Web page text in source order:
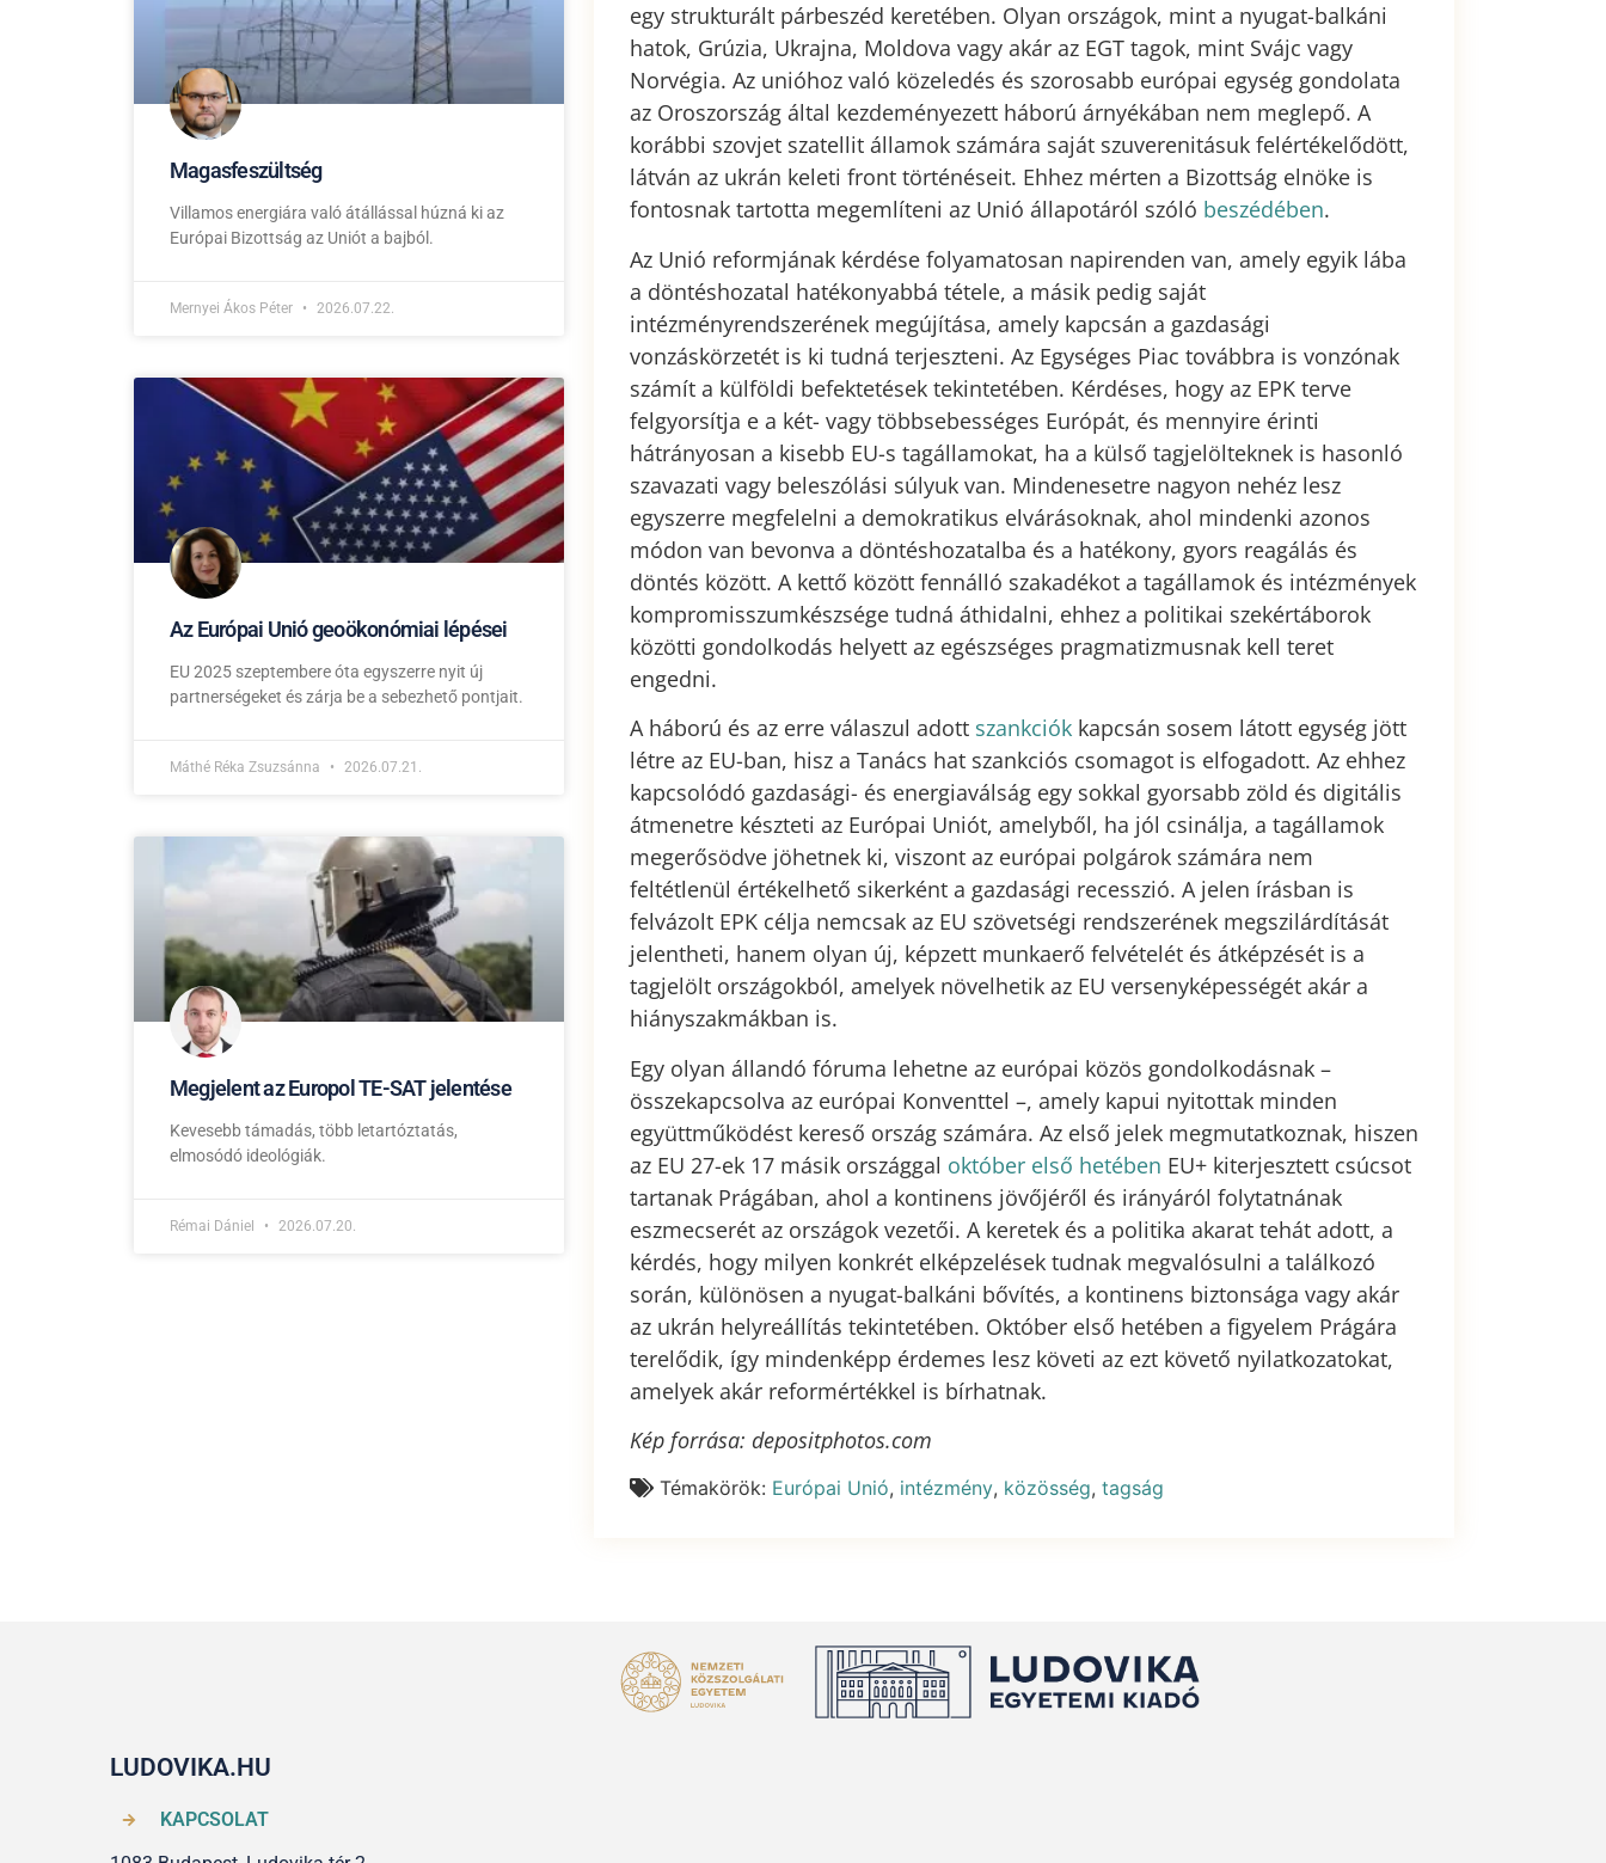
Magasfeszültség
Villamos energiára való átállással húzná ki az
Európai Bizottság az Uniót a bajból.
Mernyei Ákos Péter 2026.07.22.
Az Európai Unió geoökonómiai lépései
EU 2025 szeptembere óta egyszerre nyit új
partnerségeket és zárja be a sebezhető pontjait.
Máthé Réka Zsuzsánna 2026.07.21.
Megjelent az Europol TE-SAT jelentése
Kevesebb támadás, több letartóztatás,
elmosódó ideológiák.
Rémai Dániel 2026.07.20.
egy strukturált párbeszéd keretében. Olyan országok, mint a nyugat-balkáni
hatok, Grúzia, Ukrajna, Moldova vagy akár az EGT tagok, mint Svájc vagy
Norvégia. Az unióhoz való közeledés és szorosabb európai egység gondolata
az Oroszország által kezdeményezett háború árnyékában nem meglepő. A
korábbi szovjet szatellit államok számára saját szuverenitásuk felértékelődött,
látván az ukrán keleti front történéseit. Ehhez mérten a Bizottság elnöke is
fontosnak tartotta megemlíteni az Unió állapotáról szóló beszédében.
Az Unió reformjának kérdése folyamatosan napirenden van, amely egyik lába
a döntéshozatal hatékonyabbá tétele, a másik pedig saját
intézményrendszerének megújítása, amely kapcsán a gazdasági
vonzáskörzetét is ki tudná terjeszteni. Az Egységes Piac továbbra is vonzónak
számít a külföldi befektetések tekintetében. Kérdéses, hogy az EPK terve
felgyorsítja e a két- vagy többsebességes Európát, és mennyire érinti
hátrányosan a kisebb EU-s tagállamokat, ha a külső tagjelölteknek is hasonló
szavazati vagy beleszólási súlyuk van. Mindenesetre nagyon nehéz lesz
egyszerre megfelelni a demokratikus elvárásoknak, ahol mindenki azonos
módon van bevonva a döntéshozatalba és a hatékony, gyors reagálás és
döntés között. A kettő között fennálló szakadékot a tagállamok és intézmények
kompromisszumkészsége tudná áthidalni, ehhez a politikai szekértáborok
közötti gondolkodás helyett az egészséges pragmatizmusnak kell teret
engedni.
A háború és az erre válaszul adott szankciókkapcsán sosem látott egység jött
létre az EU-ban, hisz a Tanács hat szankciós csomagot is elfogadott. Az ehhez
kapcsolódó gazdasági- és energiaválság egy sokkal gyorsabb zöld és digitális
átmenetre készteti az Európai Uniót, amelyből, ha jól csinálja, a tagállamok
megerősödve jöhetnek ki, viszont az európai polgárok számára nem
feltétlenül értékelhető sikerként a gazdasági recesszió. A jelen írásban is
felvázolt EPK célja nemcsak az EU szövetségi rendszerének megszilárdítását
jelentheti, hanem olyan új, képzett munkaerő felvételét és átképzését is a
tagjelölt országokból, amelyek növelhetik az EU versenyképességét akár a
hiányszakmákban is.
Egy olyan állandó fóruma lehetne az európai közös gondolkodásnak –
összekapcsolva az európai Konventtel –, amely kapui nyitottak minden
együttműködést kereső ország számára. Az első jelek megmutatkoznak, hiszen
az EU 27-ek 17 másik országgal október első hetében EU+ kiterjesztett csúcsot
tartanak Prágában, ahol a kontinens jövőjéről és irányáról folytatnának
eszmecserét az országok vezetői. A keretek és a politika akarat tehát adott, a
kérdés, hogy milyen konkrét elképzelések tudnak megvalósulni a találkozó
során, különösen a nyugat-balkáni bővítés, a kontinens biztonsága vagy akár
az ukrán helyreállítás tekintetében. Október első hetében a figyelem Prágára
terelődik, így mindenképp érdemes lesz követi az ezt követő nyilatkozatokat,
amelyek akár reformértékkel is bírhatnak.
Kép forrása: depositphotos.com
Témakörök: Európai Unió, intézmény, közösség, tagság
LUDOVIKA.HU
KAPCSOLAT